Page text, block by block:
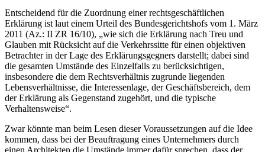
Entscheidend für die Zuordnung einer rechtsgeschäftlichen
Erklärung ist laut einem Urteil des Bundesgerichtshofs vom 1. März
2011 (Az.: II ZR 16/10), „wie sich die Erklärung nach Treu und
Glauben mit Rücksicht auf die Verkehrssitte für einen objektiven
Betrachter in der Lage des Erklärungsgegners darstellt; dabei sind
die gesamten Umstände des Einzelfalls zu berücksichtigen,
insbesondere die dem Rechtsverhältnis zugrunde liegenden
Lebensverhältnisse, die Interessenlage, der Geschäftsbereich, dem
der Erklärung als Gegenstand zugehört, und die typische
Verhaltensweise“.
Zwar könnte man beim Lesen dieser Voraussetzungen auf die Idee
kommen, dass bei der Beauftragung eines Unternehmers durch
einen Architekten die Umstände immer dafür sprechen, dass der